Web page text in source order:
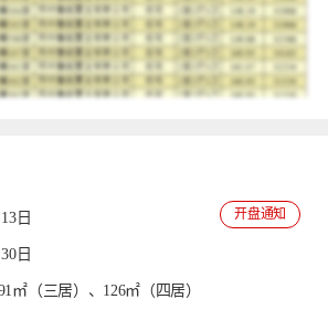
日 开盘通知
日
㎡（三居）、126㎡（四居）